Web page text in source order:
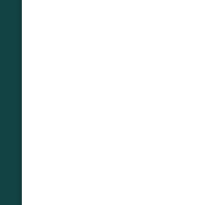
2014年1月2
2014年1月
2014年1月
2013年12月